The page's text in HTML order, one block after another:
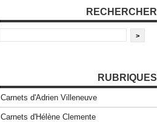
RECHERCHER
RUBRIQUES
Carnets d'Adrien Villeneuve
Carnets d'Hélène Clemente